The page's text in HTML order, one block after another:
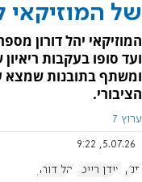
של המוזיקאי
המוזיקאי יהל דורון
ועד סופו בעקבות
ומשתף בתובנות שמצא
הציבורי.
ערוץ 7
5.07.26, 9:22
תנ"ך עידן רייכל יהל דורון